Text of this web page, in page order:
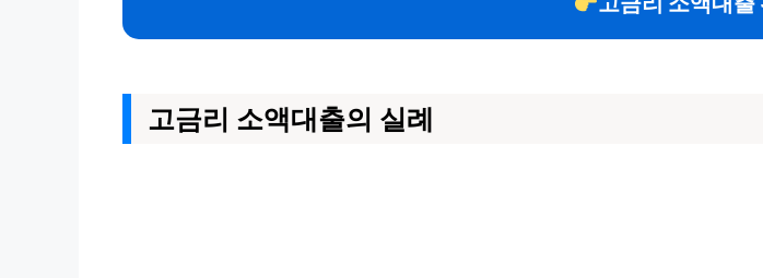
고금리 소액대출의 실례